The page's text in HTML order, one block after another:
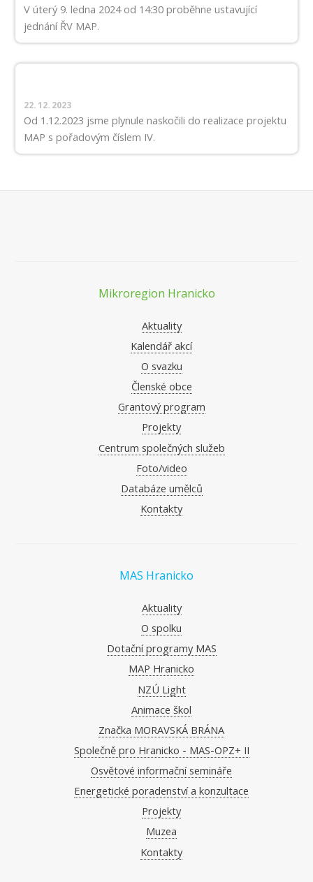
V úterý 9. ledna 2024 od 14:30 proběhne ustavující
jednání ŘV MAP.
22. 12. 2023
Od 1.12.2023 jsme plynule naskočili do realizace projektu
MAP s pořadovým číslem IV.
Mikroregion Hranicko
Aktuality
Kalendář akcí
O svazku
Členské obce
Grantový program
Projekty
Centrum společných služeb
Foto/video
Databáze umělců
Kontakty
MAS Hranicko
Aktuality
O spolku
Dotační programy MAS
MAP Hranicko
NZÚ Light
Animace škol
Značka MORAVSKÁ BRÁNA
Společně pro Hranicko - MAS-OPZ+ II
Osvětové informační semináře
Energetické poradenství a konzultace
Projekty
Muzea
Kontakty